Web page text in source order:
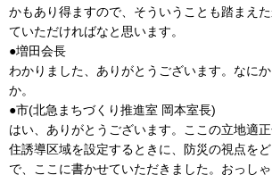
かもあり得ますので、そういうことも踏まえ
ていただければなと思います。
●増田会長
わかりました、ありがとうございます。なに
か。
●市(北急まちづくり推進室 岡本室長)
はい、ありがとうございます。ここの立地適
住誘導区域を設定するときに、防災の視点を
で、ここに書かせていただきました。おっし